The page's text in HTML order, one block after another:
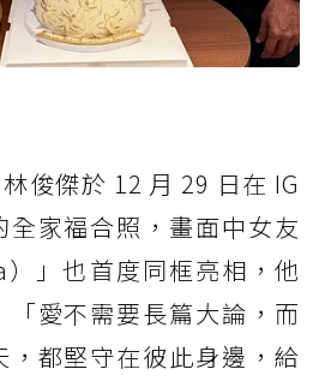
俊傑於 12 月 29 日在 IG
家福合照，畫面中女友
）」也首度同框亮相，他
愛不需要長篇大論，而
都堅守在彼此身邊，給